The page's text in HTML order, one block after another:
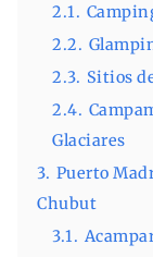
2.1.
2.2.
2.3. Sitios
2.4.
Glaciares
3. Puerto
Chubut
3.1.